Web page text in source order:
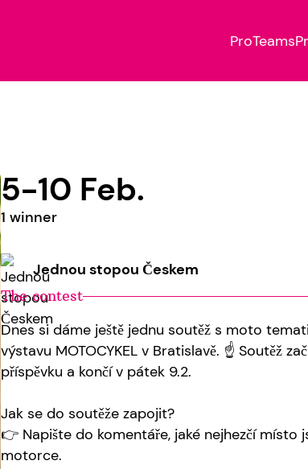
ProTeams
5-10 Feb.
1 winner
Jednou stopou Českem
The contest
Dnes si dáme ještě jednu soutěž s moto
výstavu MOTOCYKEL v Bratislavě. ☝ Soutěž
příspěvku a končí v pátek 9.2.
Jak se do soutěže zapojit?
👉 Napište do komentáře, jaké nejhezčí místo
motorce.